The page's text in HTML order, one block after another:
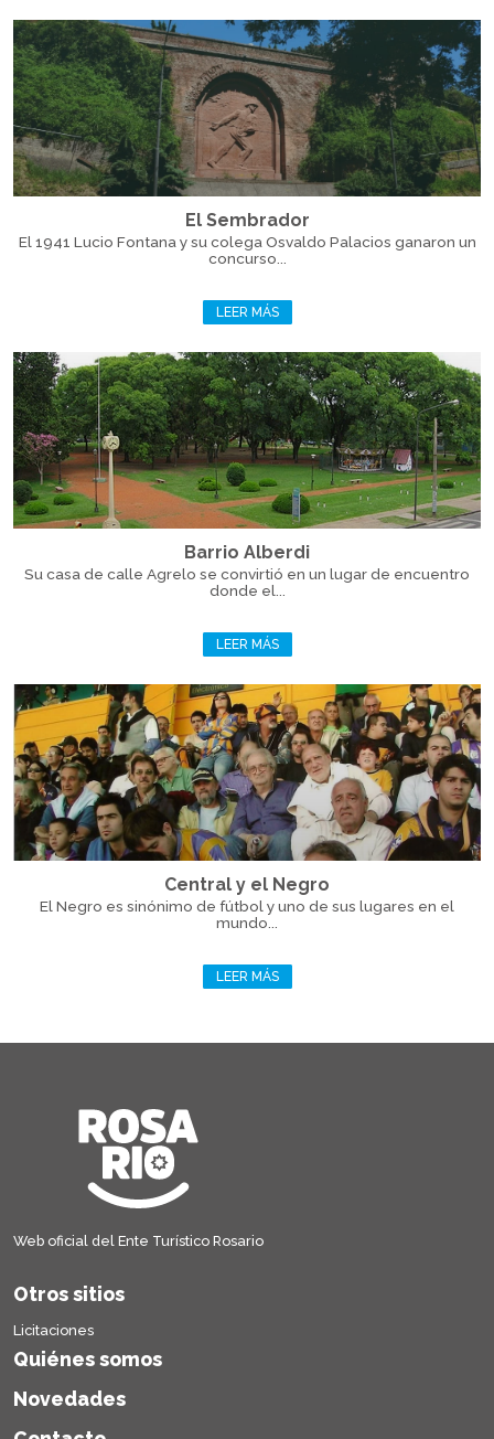
El Sembrador
El 1941 Lucio Fontana y su colega Osvaldo Palacios ganaron un
concurso...
LEER MÁS
Barrio Alberdi
Su casa de calle Agrelo se convirtió en un lugar de encuentro
donde el...
LEER MÁS
Central y el Negro
El Negro es sinónimo de fútbol y uno de sus lugares en el
mundo...
LEER MÁS
Web oficial del Ente Turístico Rosario
Otros sitios
Licitaciones
Quiénes somos
Novedades